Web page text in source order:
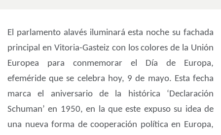
El parlamento alavés iluminará esta noche su fachada
principal en Vitoria-Gasteiz con los colores de la Unión
Europea para conmemorar el Día de Europa,
efeméride que se celebra hoy, 9 de mayo. Esta fecha
marca el aniversario de la histórica ‘Declaración
Schuman’ en 1950, en la que este expuso su idea de
una nueva forma de cooperación política en Europa,